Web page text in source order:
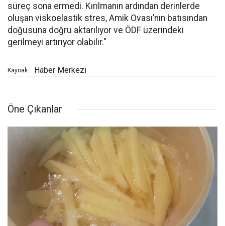
süreç sona ermedi. Kırılmanın ardından derinlerde
oluşan viskoelastik stres, Amik Ovası’nın batısından
doğusuna doğru aktarılıyor ve ÖDF üzerindeki
gerilmeyi artırıyor olabilir."
Kaynak: Haber Merkezi
Öne Çıkanlar